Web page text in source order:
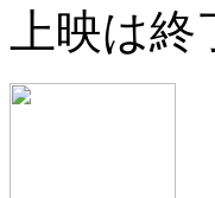
上映は終